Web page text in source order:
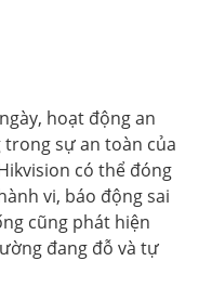
hoạt động an
sự an toàn của
có thể đóng
vi, báo động sai
cũng phát hiện
đang đỗ và tự